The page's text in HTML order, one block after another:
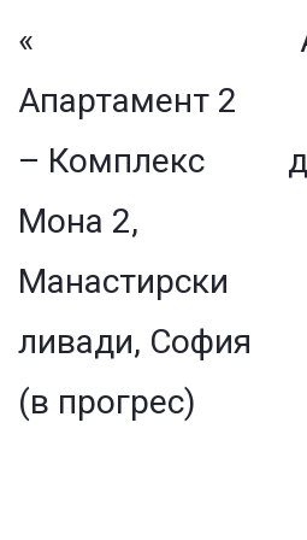
«
Апартамент 2
– Комплекс
Мона 2,
Манастирски
ливади, София
(в прогрес)